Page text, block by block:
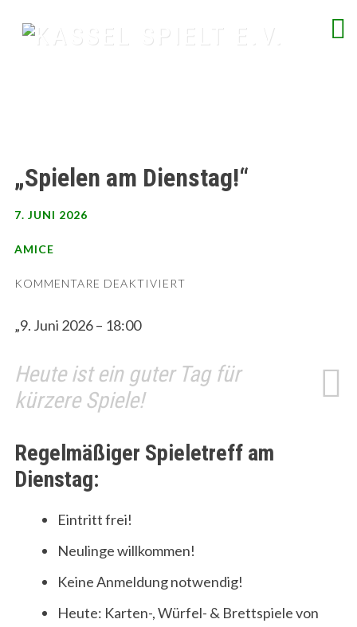
„Spielen am Dienstag!“
7. JUNI 2026
AMICE
KOMMENTARE DEAKTIVIERTFÜR
„9. Juni 2026 – 18:00
Heute ist ein guter Tag für
kürzere Spiele!
Regelmäßiger Spieletreff am
Dienstag:
Eintritt frei!
Neulinge willkommen!
Keine Anmeldung notwendig!
Heute: Karten-, Würfel- & Brettspiele von